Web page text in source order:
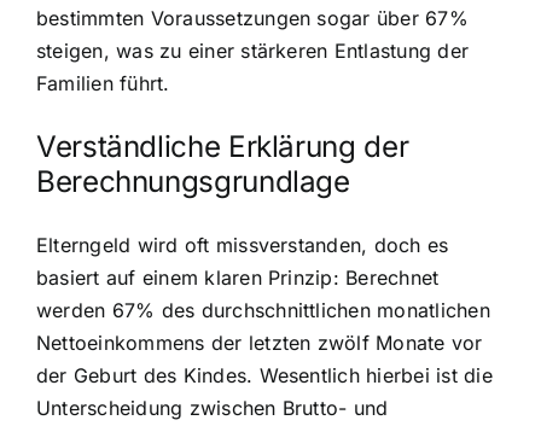
bestimmten Voraussetzungen sogar über 67%
steigen, was zu einer stärkeren Entlastung der
Familien führt.
Verständliche Erklärung der
Berechnungsgrundlage
Elterngeld wird oft missverstanden, doch es
basiert auf einem klaren Prinzip: Berechnet
werden 67% des durchschnittlichen monatlichen
Nettoeinkommens der letzten zwölf Monate vor
der Geburt des Kindes. Wesentlich hierbei ist die
Unterscheidung zwischen Brutto- und